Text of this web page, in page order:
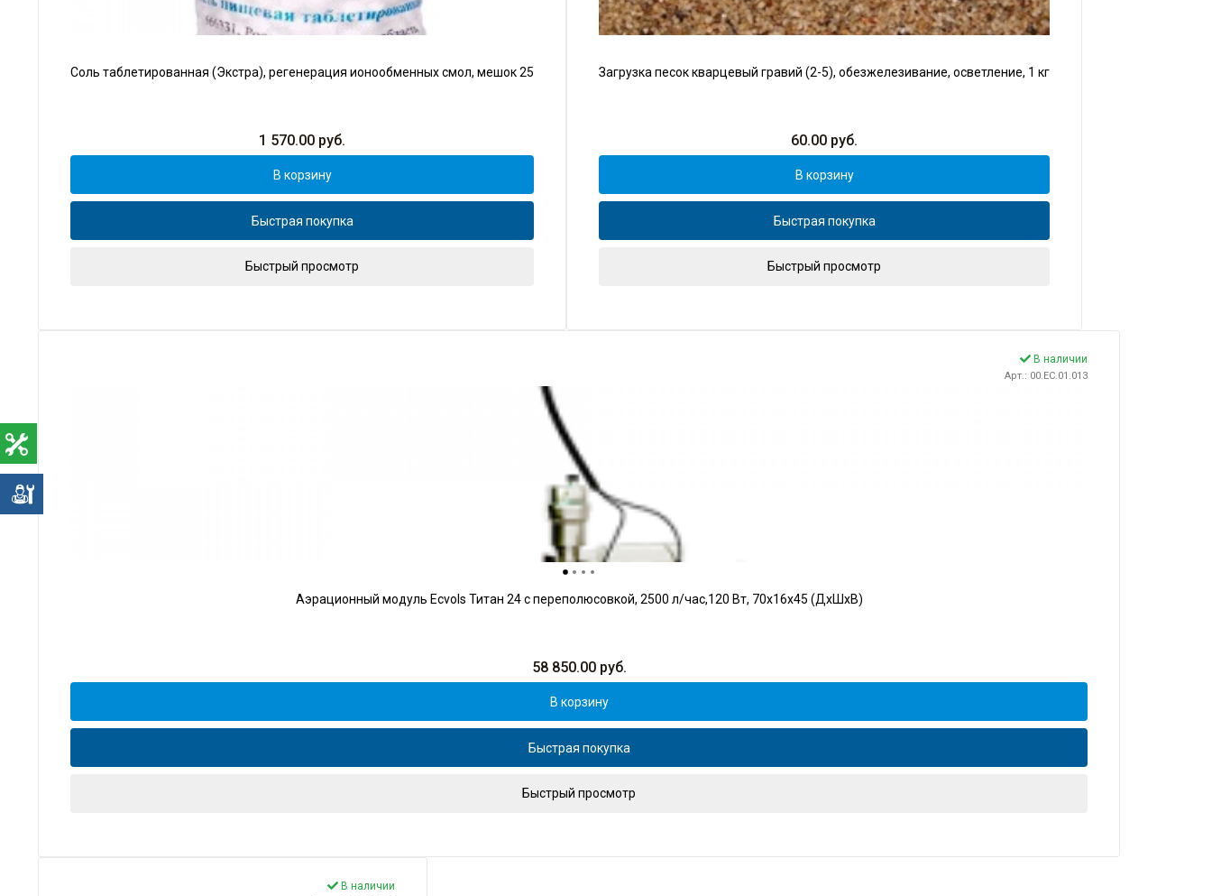
Соль таблетированная (Экстра), регенерация ионообменных смол, мешок 25
1 570.00 руб.
В корзину
Быстрая покупка
Быстрый просмотр
Загрузка песок кварцевый гравий (2-5), обезжелезивание, осветление, 1 кг
60.00 руб.
В корзину
Быстрая покупка
Быстрый просмотр
В наличии
Арт.: 00.EC.01.013
Аэрационный модуль Ecvols Титан 24 с переполюсовкой, 2500 л/час,120 Вт, 70х16х45 (ДхШхВ)
58 850.00руб.
В корзину
Быстрая покупка
Быстрый просмотр
В наличии